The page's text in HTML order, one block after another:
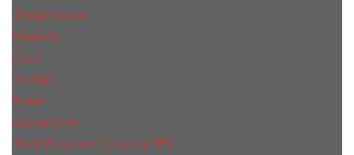
Giorgio Armani
Givenchy
Gucci
Guerlain
Guess
Guy Laroche
Haute Fragrance Company HFC